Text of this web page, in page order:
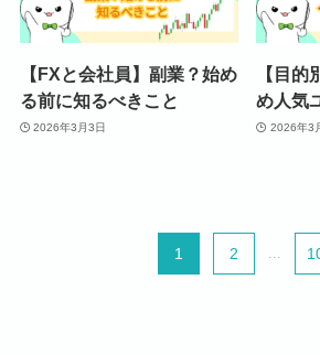
【FXと会社員】副業？始め
る前に知るべきこと
2026年3月3日
【目
め人気
2026年3
1 2 ...